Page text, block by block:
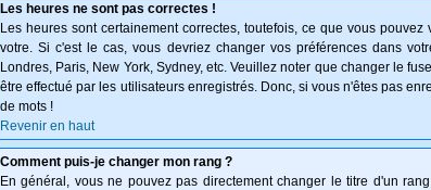
Les heures ne sont pas correctes !
Les heures sont certainement correctes, toutefois, ce que vous
votre. Si c'est le cas, vous devriez changer vos préférences dans
Londres, Paris, New York, Sydney, etc. Veuillez noter que changer le
être effectué par les utilisateurs enregistrés. Donc, si vous n'êtes pas
de mots !
Revenir en haut
Comment puis-je changer mon rang ?
En général, vous ne pouvez pas directement changer le titre d'un